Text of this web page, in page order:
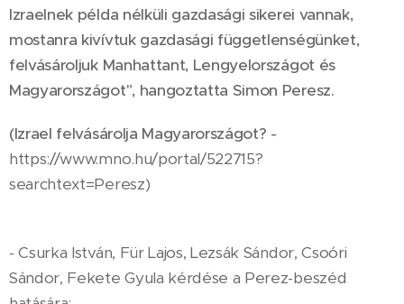
Izraelnek példa nélküli gazdasági sikerei vannak,
mostanra kivívtuk gazdasági függetlenségünket,
felvásároljuk Manhattant, Lengyelországot és
Magyarországot", hangoztatta Simon Peresz.
(Izrael felvásárolja Magyarországot? -
https://www.mno.hu/portal/522715?
searchtext=Peresz)
- Csurka István, Für Lajos, Lezsák Sándor, Csoóri
Sándor, Fekete Gyula kérdése a Perez-beszéd